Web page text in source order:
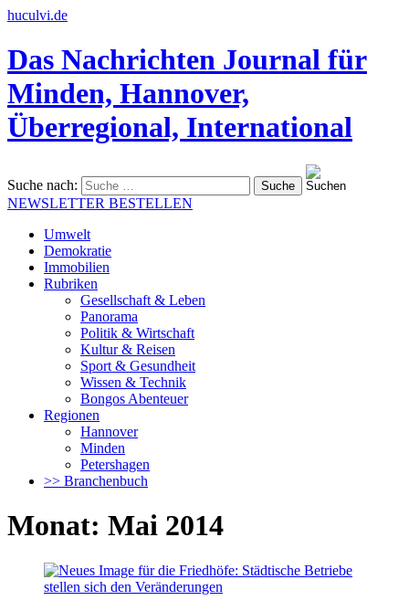
huculvi.de
Das Nachrichten Journal für
Minden, Hannover,
Überregional, International
Suche nach:
NEWSLETTER BESTELLEN
Umwelt
Demokratie
Immobilien
Rubriken
Gesellschaft & Leben
Panorama
Politik & Wirtschaft
Kultur & Reisen
Sport & Gesundheit
Wissen & Technik
Bongos Abenteuer
Regionen
Hannover
Minden
Petershagen
>> Branchenbuch
Monat: Mai 2014